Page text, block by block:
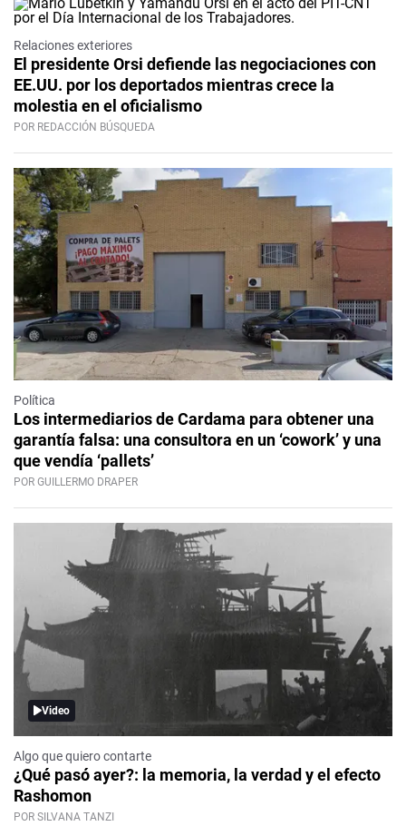
Relaciones exteriores
El presidente Orsi defiende las negociaciones con
EE.UU. por los deportados mientras crece la
molestia en el oficialismo
POR REDACCIÓN BÚSQUEDA
Política
Los intermediarios de Cardama para obtener una
garantía falsa: una consultora en un ‘cowork’ y una
que vendía ‘pallets’
POR GUILLERMO DRAPER
Video
Algo que quiero contarte
¿Qué pasó ayer?: la memoria, la verdad y el efecto
Rashomon
POR SILVANA TANZI